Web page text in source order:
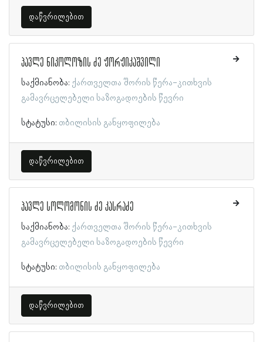
დაწვრილებით
პავლე ნიკოლოზის ძე ჟორჟიკაშვილი
საქმიანობა: ქართველთა შორის წერა-კითხვის
გამავრცელებელი საზოგადოების წევრი
სტატუსი: თბილისის განყოფილება
დაწვრილებით
პავლე სოლომონის ძე კასრაძე
საქმიანობა: ქართველთა შორის წერა-კითხვის
გამავრცელებელი საზოგადოების წევრი
სტატუსი: თბილისის განყოფილება
დაწვრილებით